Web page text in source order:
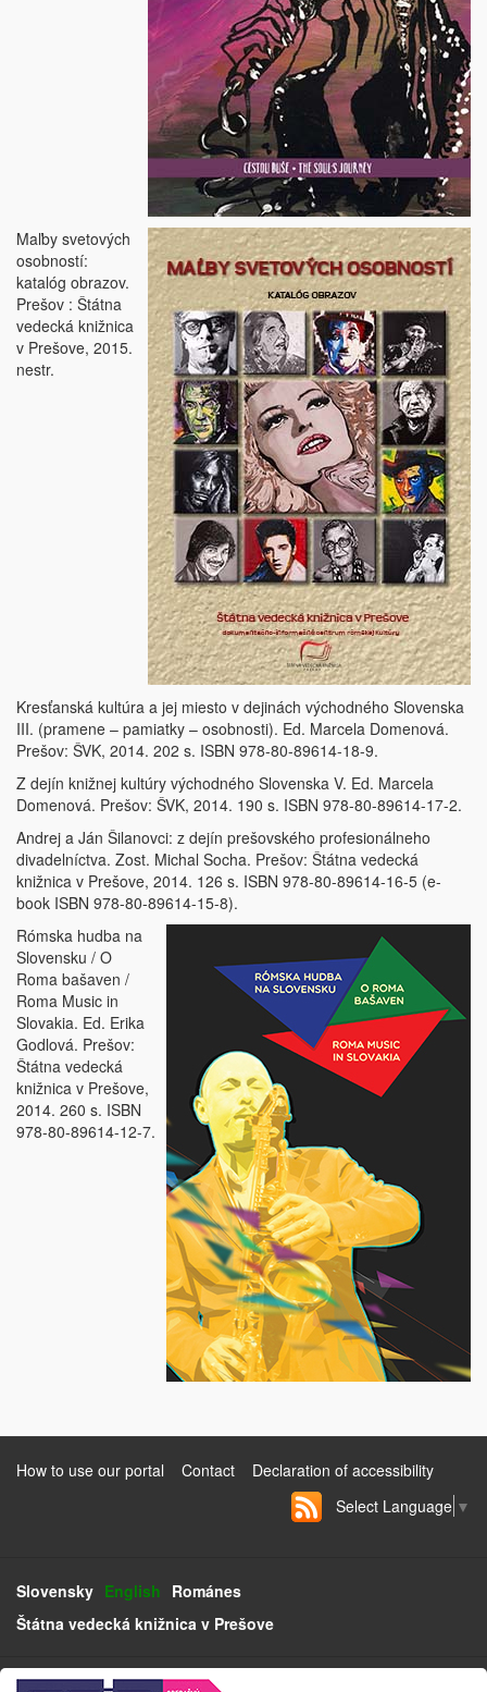
Maľby svetových
osobností:
katalóg obrazov.
Prešov : Štátna
vedecká knižnica
v Prešove, 2015.
nestr.
Kresťanská kultúra a jej miesto v dejinách východného Slovenska
III. (pramene – pamiatky – osobnosti). Ed. Marcela Domenová.
Prešov: ŠVK, 2014. 202 s. ISBN 978-80-89614-18-9.
Z dejín knižnej kultúry východného Slovenska V. Ed. Marcela
Domenová. Prešov: ŠVK, 2014. 190 s. ISBN 978-80-89614-17-2.
Andrej a Ján Šilanovci: z dejín prešovského profesionálneho
divadelníctva. Zost. Michal Socha. Prešov: Štátna vedecká
knižnica v Prešove, 2014. 126 s. ISBN 978-80-89614-16-5 (e-
book ISBN 978-80-89614-15-8).
Rómska hudba na
Slovensku / O
Roma bašaven /
Roma Music in
Slovakia. Ed. Erika
Godlová. Prešov:
Štátna vedecká
knižnica v Prešove,
2014. 260 s. ISBN
978-80-89614-12-7.
How to use our portal Contact
Declaration of accessibility
Select Language ▼
Slovensky English Románes
Štátna vedecká knižnica v Prešove